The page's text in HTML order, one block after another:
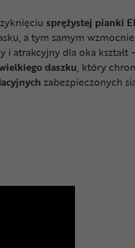
sprężystej pianki
a tym samym
atrakcyjny dla oka kształt
daszku, który
zabezpieczonych